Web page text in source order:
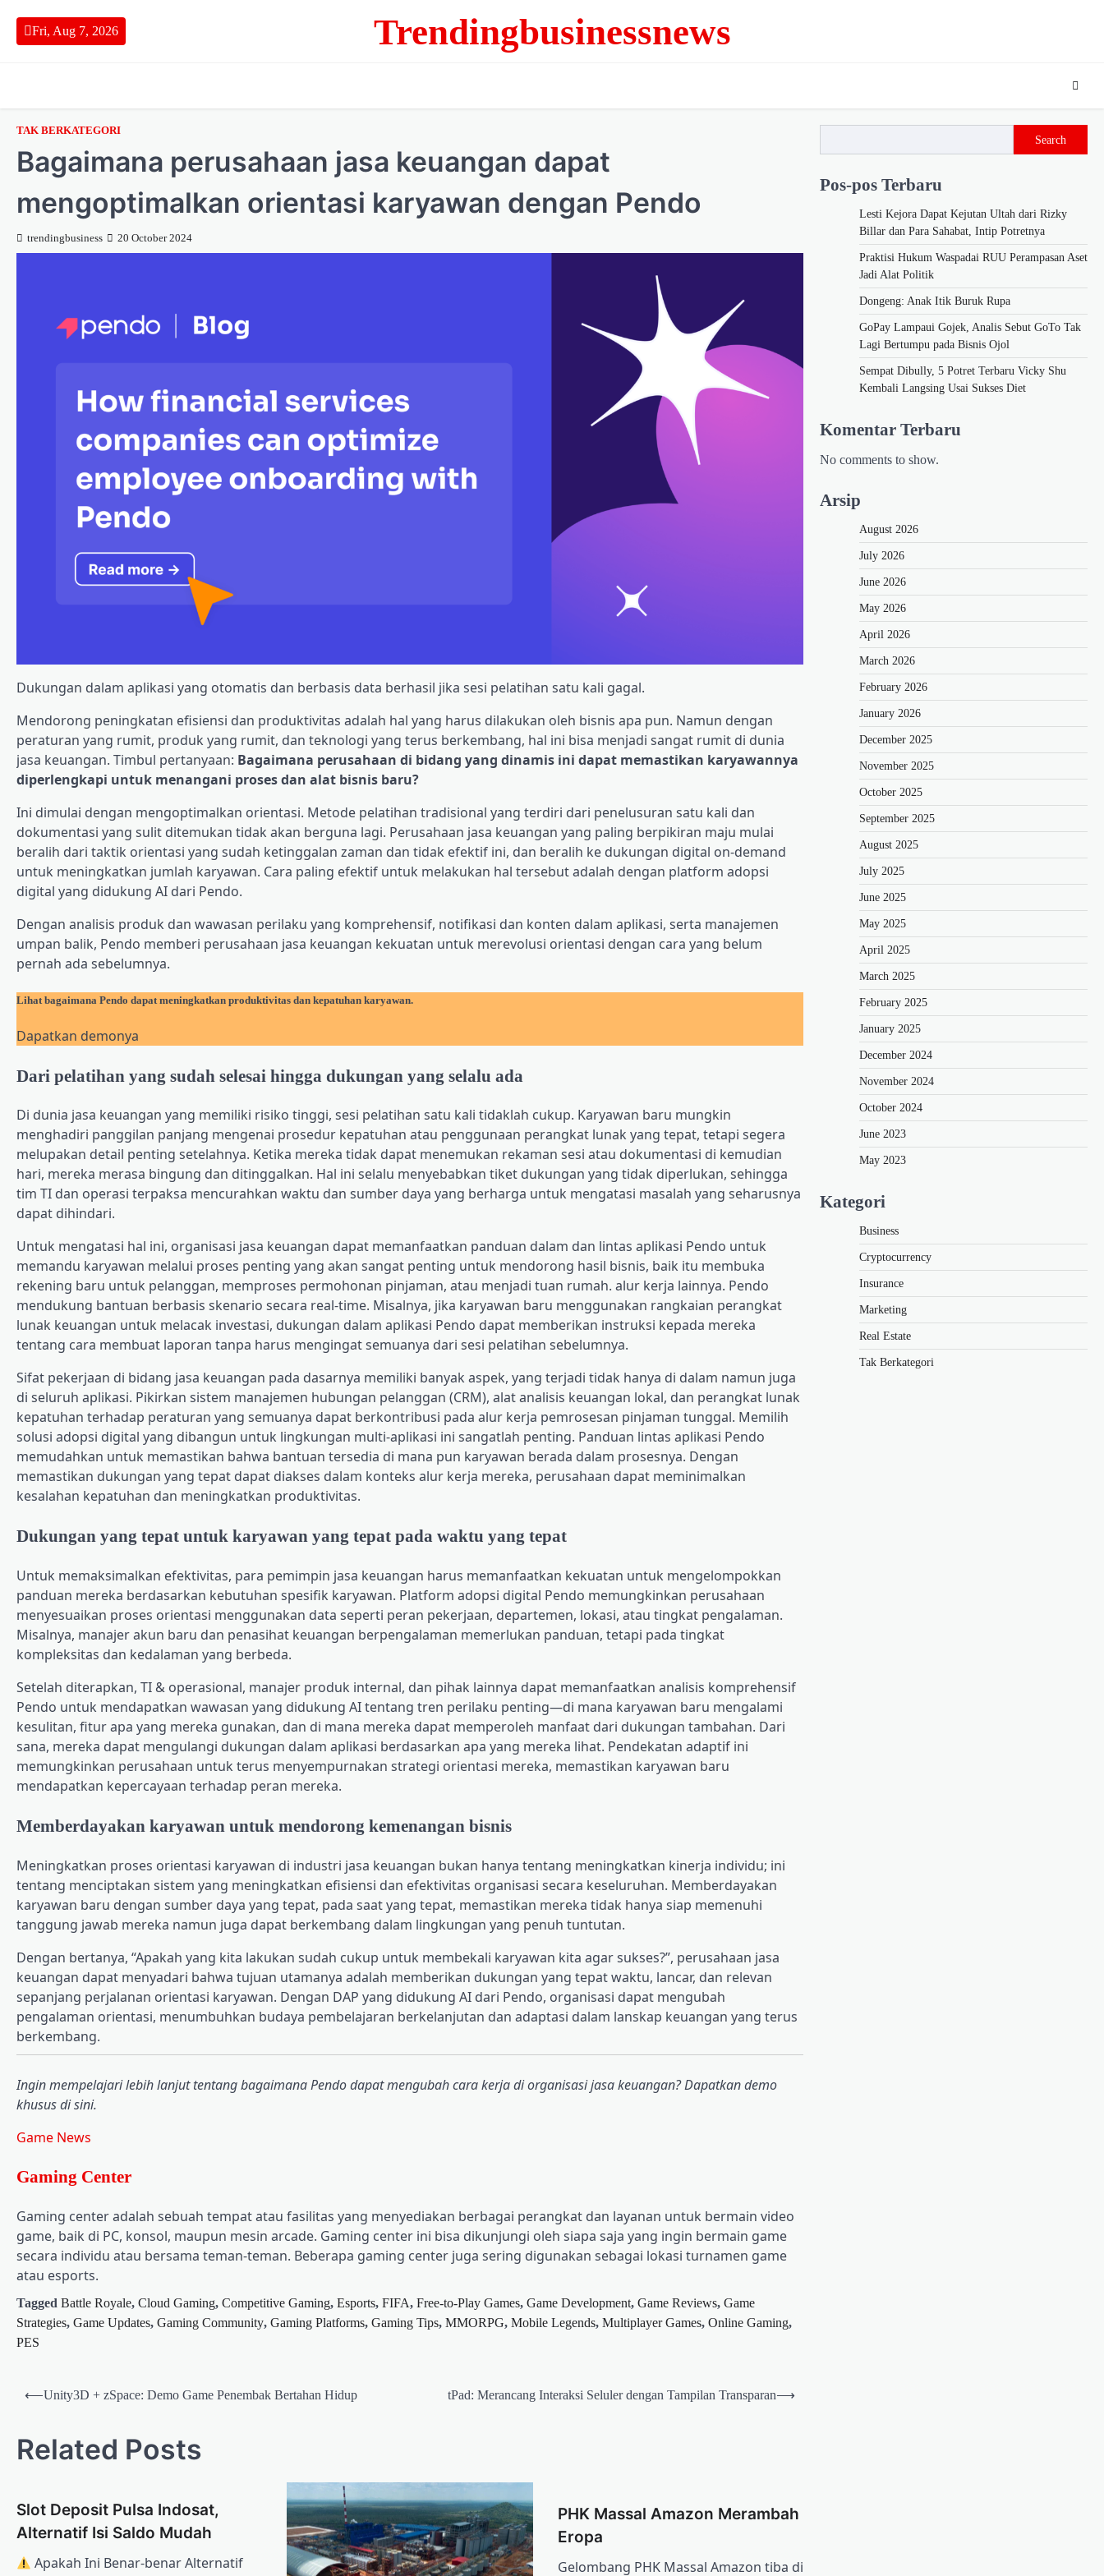
content
Fri, Aug 7, 2026 Trendingbusinessnews
TAK BERKATEGORI
Bagaimana perusahaan jasa keuangan dapat
mengoptimalkan orientasi karyawan dengan Pendo
trendingbusiness 20 October 2024
Dukungan dalam aplikasi yang otomatis dan berbasis data berhasil jika sesi pelatihan satu kali gagal.
Mendorong peningkatan efisiensi dan produktivitas adalah hal yang harus dilakukan oleh bisnis apa pun. Namun dengan
peraturan yang rumit, produk yang rumit, dan teknologi yang terus berkembang, hal ini bisa menjadi sangat rumit di dunia
jasa keuangan. Timbul pertanyaan: Bagaimana perusahaan di bidang yang dinamis ini dapat memastikan karyawannya
diperlengkapi untuk menangani proses dan alat bisnis baru?
Ini dimulai dengan mengoptimalkan orientasi. Metode pelatihan tradisional yang terdiri dari penelusuran satu kali dan
dokumentasi yang sulit ditemukan tidak akan berguna lagi. Perusahaan jasa keuangan yang paling berpikiran maju mulai
beralih dari taktik orientasi yang sudah ketinggalan zaman dan tidak efektif ini, dan beralih ke dukungan digital on-demand
untuk meningkatkan jumlah karyawan. Cara paling efektif untuk melakukan hal tersebut adalah dengan platform adopsi
digital yang didukung AI dari Pendo.
Dengan analisis produk dan wawasan perilaku yang komprehensif, notifikasi dan konten dalam aplikasi, serta manajemen
umpan balik, Pendo memberi perusahaan jasa keuangan kekuatan untuk merevolusi orientasi dengan cara yang belum
pernah ada sebelumnya.
Lihat bagaimana Pendo dapat meningkatkan produktivitas dan kepatuhan karyawan.
Dapatkan demonya
Dari pelatihan yang sudah selesai hingga dukungan yang selalu ada
Di dunia jasa keuangan yang memiliki risiko tinggi, sesi pelatihan satu kali tidaklah cukup. Karyawan baru mungkin
menghadiri panggilan panjang mengenai prosedur kepatuhan atau penggunaan perangkat lunak yang tepat, tetapi segera
melupakan detail penting setelahnya. Ketika mereka tidak dapat menemukan rekaman sesi atau dokumentasi di kemudian
hari, mereka merasa bingung dan ditinggalkan. Hal ini selalu menyebabkan tiket dukungan yang tidak diperlukan, sehingga
tim TI dan operasi terpaksa mencurahkan waktu dan sumber daya yang berharga untuk mengatasi masalah yang seharusnya
dapat dihindari.
Untuk mengatasi hal ini, organisasi jasa keuangan dapat memanfaatkan panduan dalam dan lintas aplikasi Pendo untuk
memandu karyawan melalui proses penting yang akan sangat penting untuk mendorong hasil bisnis, baik itu membuka
rekening baru untuk pelanggan, memproses permohonan pinjaman, atau menjadi tuan rumah. alur kerja lainnya. Pendo
mendukung bantuan berbasis skenario secara real-time. Misalnya, jika karyawan baru menggunakan rangkaian perangkat
lunak keuangan untuk melacak investasi, dukungan dalam aplikasi Pendo dapat memberikan instruksi kepada mereka
tentang cara membuat laporan tanpa harus mengingat semuanya dari sesi pelatihan sebelumnya.
Sifat pekerjaan di bidang jasa keuangan pada dasarnya memiliki banyak aspek, yang terjadi tidak hanya di dalam namun juga
di seluruh aplikasi. Pikirkan sistem manajemen hubungan pelanggan (CRM), alat analisis keuangan lokal, dan perangkat lunak
kepatuhan terhadap peraturan yang semuanya dapat berkontribusi pada alur kerja pemrosesan pinjaman tunggal. Memilih
solusi adopsi digital yang dibangun untuk lingkungan multi-aplikasi ini sangatlah penting. Panduan lintas aplikasi Pendo
memudahkan untuk memastikan bahwa bantuan tersedia di mana pun karyawan berada dalam prosesnya. Dengan
memastikan dukungan yang tepat dapat diakses dalam konteks alur kerja mereka, perusahaan dapat meminimalkan
kesalahan kepatuhan dan meningkatkan produktivitas.
Dukungan yang tepat untuk karyawan yang tepat pada waktu yang tepat
Untuk memaksimalkan efektivitas, para pemimpin jasa keuangan harus memanfaatkan kekuatan untuk mengelompokkan
panduan mereka berdasarkan kebutuhan spesifik karyawan. Platform adopsi digital Pendo memungkinkan perusahaan
menyesuaikan proses orientasi menggunakan data seperti peran pekerjaan, departemen, lokasi, atau tingkat pengalaman.
Misalnya, manajer akun baru dan penasihat keuangan berpengalaman memerlukan panduan, tetapi pada tingkat
kompleksitas dan kedalaman yang berbeda.
Setelah diterapkan, TI & operasional, manajer produk internal, dan pihak lainnya dapat memanfaatkan analisis komprehensif
Pendo untuk mendapatkan wawasan yang didukung AI tentang tren perilaku penting—di mana karyawan baru mengalami
kesulitan, fitur apa yang mereka gunakan, dan di mana mereka dapat memperoleh manfaat dari dukungan tambahan. Dari
sana, mereka dapat mengulangi dukungan dalam aplikasi berdasarkan apa yang mereka lihat. Pendekatan adaptif ini
memungkinkan perusahaan untuk terus menyempurnakan strategi orientasi mereka, memastikan karyawan baru
mendapatkan kepercayaan terhadap peran mereka.
Memberdayakan karyawan untuk mendorong kemenangan bisnis
Meningkatkan proses orientasi karyawan di industri jasa keuangan bukan hanya tentang meningkatkan kinerja individu; ini
tentang menciptakan sistem yang meningkatkan efisiensi dan efektivitas organisasi secara keseluruhan. Memberdayakan
karyawan baru dengan sumber daya yang tepat, pada saat yang tepat, memastikan mereka tidak hanya siap memenuhi
tanggung jawab mereka namun juga dapat berkembang dalam lingkungan yang penuh tuntutan.
Dengan bertanya, “Apakah yang kita lakukan sudah cukup untuk membekali karyawan kita agar sukses?”, perusahaan jasa
keuangan dapat menyadari bahwa tujuan utamanya adalah memberikan dukungan yang tepat waktu, lancar, dan relevan
sepanjang perjalanan orientasi karyawan. Dengan DAP yang didukung AI dari Pendo, organisasi dapat mengubah
pengalaman orientasi, menumbuhkan budaya pembelajaran berkelanjutan dan adaptasi dalam lanskap keuangan yang terus
berkembang.
Ingin mempelajari lebih lanjut tentang bagaimana Pendo dapat mengubah cara kerja di organisasi jasa keuangan? Dapatkan demo
khusus di sini.
Game News
Gaming Center
Gaming center adalah sebuah tempat atau fasilitas yang menyediakan berbagai perangkat dan layanan untuk bermain video
game, baik di PC, konsol, maupun mesin arcade. Gaming center ini bisa dikunjungi oleh siapa saja yang ingin bermain game
secara individu atau bersama teman-teman. Beberapa gaming center juga sering digunakan sebagai lokasi turnamen game
atau esports.
Tagged Battle Royale, Cloud Gaming, Competitive Gaming, Esports, FIFA, Free-to-Play Games, Game Development, Game Reviews, Game
Strategies, Game Updates, Gaming Community, Gaming Platforms, Gaming Tips, MMORPG, Mobile Legends, Multiplayer Games, Online Gaming,
PES
Post
⟵Unity3D + zSpace: Demo Game Penembak Bertahan Hidup tPad: Merancang Interaksi Seluler dengan Tampilan Transparan⟶
Related Posts
Slot Deposit Pulsa Indosat,
Alternatif Isi Saldo Mudah
Apakah Ini Benar-benar Alternatif
PHK Massal Amazon Merambah
Eropa
Gelombang PHK Massal Amazon tiba di
Search
Pos-pos Terbaru
Lesti Kejora Dapat Kejutan Ultah dari Rizky
Billar dan Para Sahabat, Intip Potretnya
Praktisi Hukum Waspadai RUU Perampasan Aset
Jadi Alat Politik
Dongeng: Anak Itik Buruk Rupa
GoPay Lampaui Gojek, Analis Sebut GoTo Tak
Lagi Bertumpu pada Bisnis Ojol
Sempat Dibully, 5 Potret Terbaru Vicky Shu
Kembali Langsing Usai Sukses Diet
Komentar Terbaru
No comments to show.
Arsip
August 2026
July 2026
June 2026
May 2026
April 2026
March 2026
February 2026
January 2026
December 2025
November 2025
October 2025
September 2025
August 2025
July 2025
June 2025
May 2025
April 2025
March 2025
February 2025
January 2025
December 2024
November 2024
October 2024
June 2023
May 2023
Kategori
Business
Cryptocurrency
Insurance
Marketing
Real Estate
Tak Berkategori